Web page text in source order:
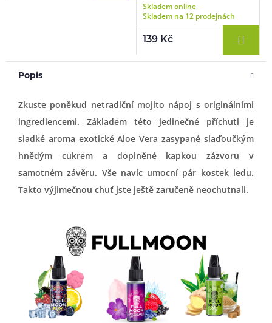
Skladem online
Skladem na 12 prodejnách
139 Kč
Popis
Zkuste poněkud netradiční mojito nápoj s originálními
ingrediencemi. Základem této jedinečné příchuti je
sladké aroma exotické Aloe Vera zasypané slaďoučkým
hnědým cukrem a doplněné kapkou zázvoru v
samotném závěru. Vše navíc umocní pár kostek ledu.
Takto výjimečnou chuť jste ještě zaručeně neochutnali.